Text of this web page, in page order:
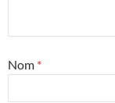
Nom *